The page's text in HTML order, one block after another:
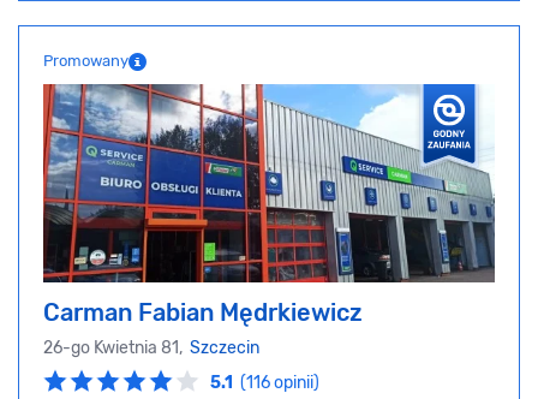
Promowany
Carman Fabian Mędrkiewicz
26-go Kwietnia 81, Szczecin
5.1 (116 opinii)